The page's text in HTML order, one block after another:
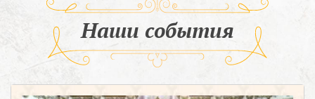
Наши события